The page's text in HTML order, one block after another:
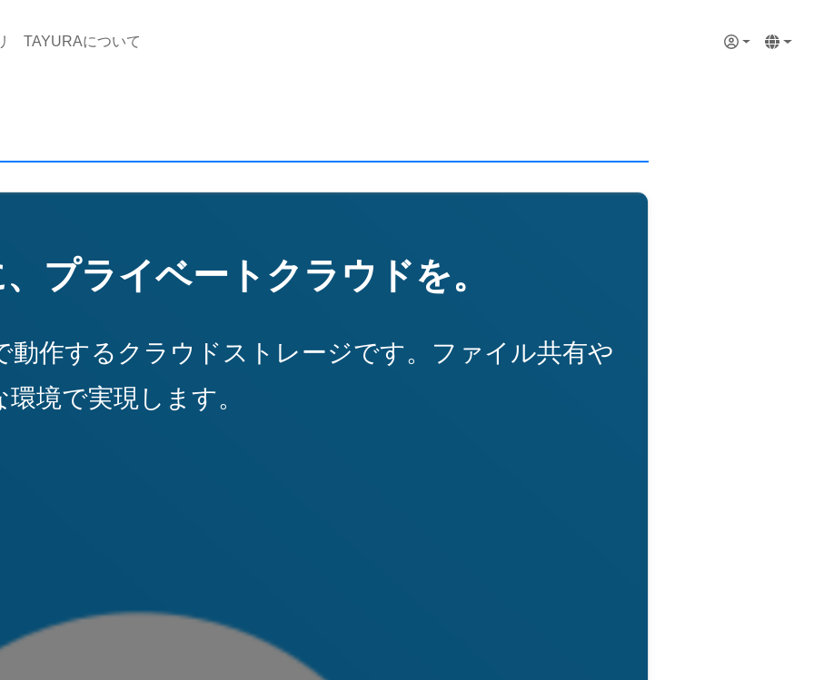
TAYURAについて
User account
Login icon
プライベートクラウドを。
動作するクラウドストレージです。ファイル共有や
境で実現します。